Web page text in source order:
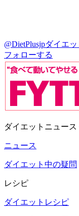
@DietPlusjpダイエ
フォローする
ダイエットニュー
ニュース
ダイエット中の疑問
レシピ
ダイエットレシピ